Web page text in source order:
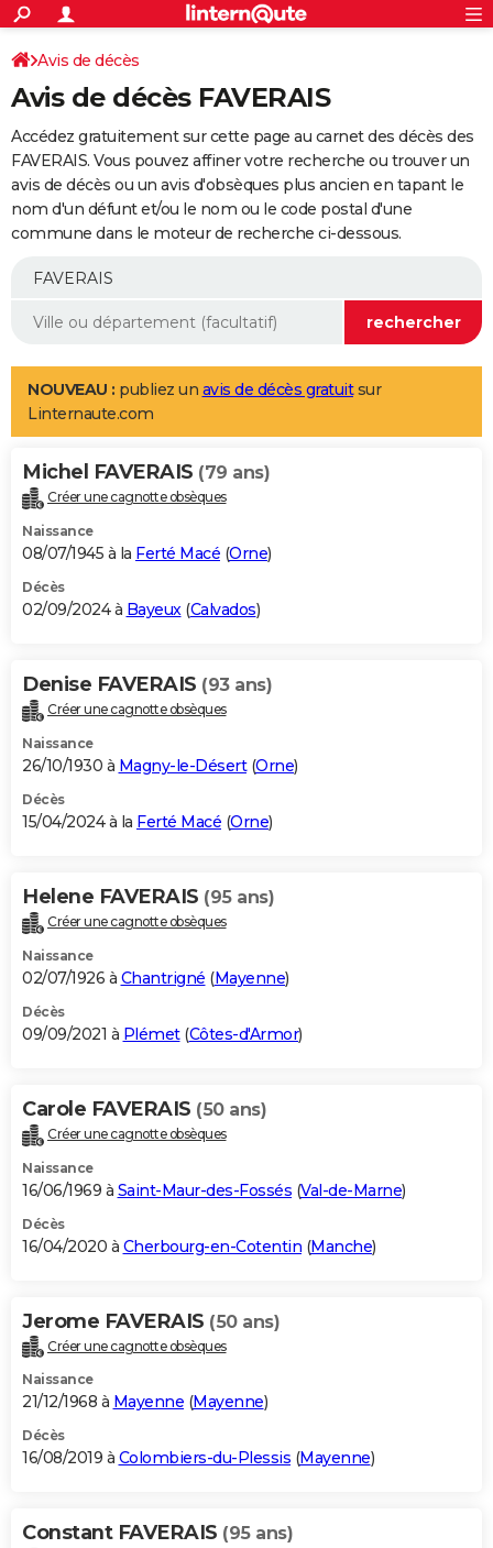
ACTUALITÉS
Politique
Société
Faits Divers
Education
Monde
Villes
+
SPORT
Coupe du monde 2026
Football
Tennis
Cyclisme
Rugby
Forum
Programme TV
TNT
Streaming
Cinéma
Sorties cinéma
Musique
+
FINANCE
Retraite
Epargne
Immobilier
Risques naturels par ville
Banque
Assurance
AUTO
Essais
Réserver un essai
Citadines
Berlines
SUV
Forum auto
+
Mobiles
Meilleur smartphone
Internet
Ordinateurs
Jeux vidéo
Guide high-tech
Aménagement intérieur
LIFESTYLE
Art de vivre
Bien-être
Loisirs
Mode
Modes de vie
Alimentation
Guide de la santé
Maladies
Médicaments
Sommeil
VOYAGE
Destinations
City break
Voyage nature
Voyage de noces
Forum
Climat
+PHOTO
GUIDES D'ACHAT
BONS PLANS
Carte de Noël
Carte Bonne année
Carte Saint-Valentin
Carte Pâques
Carte d'anniversaire
DICTIONNAIRE
Dictionnaire
Biographies
Citations
Expressions
Proverbes
PROGRAMME TV
S'inscrire
Se connecter
Lycées
Collèges
Primaires
Universités
Entreprises
Service militaire
Avis de recherche
AVIS DE DÉCÈS
Bricolage
Lifestyle
Culture
Sport
Auto
Television
Voyage
Cinema
Avis de décès
Avis de décès FAVERAIS
Accédez gratuitement sur cette page au carnet des décès des
FAVERAIS. Vous pouvez affiner votre recherche ou trouver un
avis de décès ou un avis d'obsèques plus ancien en tapant le
nom d'un défunt et/ou le nom ou le code postal d'une
commune dans le moteur de recherche ci-dessous.
NOUVEAU : publiez un avis de décès gratuitsur
Linternaute.com
Michel FAVERAIS (79 ans)
Créer une cagnotte obsèques
Naissance
08/07/1945 à la Ferté Macé (Orne)
Décès
02/09/2024 à Bayeux(Calvados)
Denise FAVERAIS (93 ans)
Créer une cagnotte obsèques
Naissance
26/10/1930 à Magny-le-Désert(Orne)
Décès
15/04/2024 à la Ferté Macé (Orne)
Helene FAVERAIS (95 ans)
Créer une cagnotte obsèques
Naissance
02/07/1926 à Chantrigné (Mayenne)
Décès
09/09/2021 à Plémet(Côtes-d'Armor)
Carole FAVERAIS (50 ans)
Créer une cagnotte obsèques
Naissance
16/06/1969 à Saint-Maur-des-Fossés (Val-de-Marne)
Décès
16/04/2020 à Cherbourg-en-Cotentin (Manche)
Jerome FAVERAIS (50 ans)
Créer une cagnotte obsèques
Naissance
21/12/1968 à Mayenne (Mayenne)
Décès
16/08/2019 à Colombiers-du-Plessis (Mayenne)
Constant FAVERAIS (95 ans)